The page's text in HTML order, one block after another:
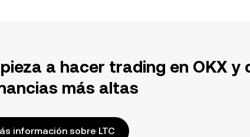
a hacer trading en OKX
más altas
información sobre LTC